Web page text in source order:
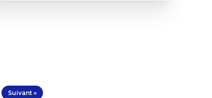
Suivant »